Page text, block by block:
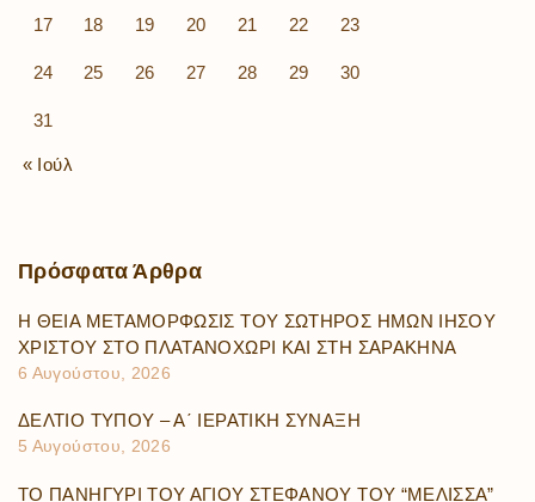
17 18 19 20 21 22 23
24 25 26 27 28 29 30
31
« Ιούλ
Πρόσφατα Άρθρα
Η ΘΕΙΑ ΜΕΤΑΜΟΡΦΩΣΙΣ ΤΟΥ ΣΩΤΗΡΟΣ ΗΜΩΝ ΙΗΣΟΥ
ΧΡΙΣΤΟΥ ΣΤΟ ΠΛΑΤΑΝΟΧΩΡΙ ΚΑΙ ΣΤΗ ΣΑΡΑΚΗΝΑ
6 Αυγούστου, 2026
ΔΕΛΤΙΟ ΤΥΠΟΥ – Α΄ ΙΕΡΑΤΙΚΗ ΣΥΝΑΞΗ
5 Αυγούστου, 2026
ΤΟ ΠΑΝΗΓΥΡΙ ΤΟΥ ΑΓΙΟΥ ΣΤΕΦΑΝΟΥ ΤΟΥ “ΜΕΛΙΣΣΑ”